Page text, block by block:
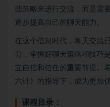
些策略来进行交流，而是需
逐步提高自己的聊天能力。
在这个信息时代，聊天交流
分，掌握好聊天策略和技巧
立自信和信任的重要前提。
六计》的指导下，成为更加
课程目录：